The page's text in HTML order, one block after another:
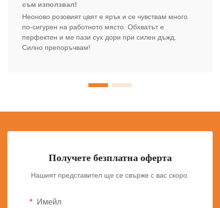
съм използвал!
Неоново розовият цвят е ярък и се чувствам много
по-сигурен на работното място. Обхватът е
перфектен и ме пази сух дори при силен дъжд.
Силно препоръчвам!
Получете безплатна оферта
Нашият представител ще се свърже с вас скоро.
Имейл